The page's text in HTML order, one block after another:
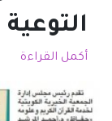
أكمل القراءة